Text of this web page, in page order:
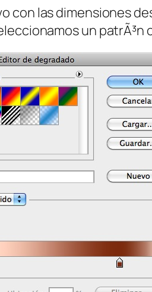
con las dimensiones
un